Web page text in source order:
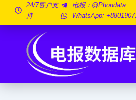
24/7客户支
持
电报：@phondata
WhatsApp: